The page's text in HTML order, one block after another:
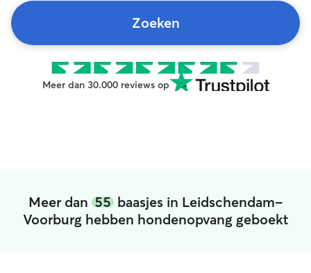
Zoeken
Meer dan 30.000 reviews op
Meer dan 55baasjes in Leidschendam-
Voorburg hebben hondenopvang geboekt